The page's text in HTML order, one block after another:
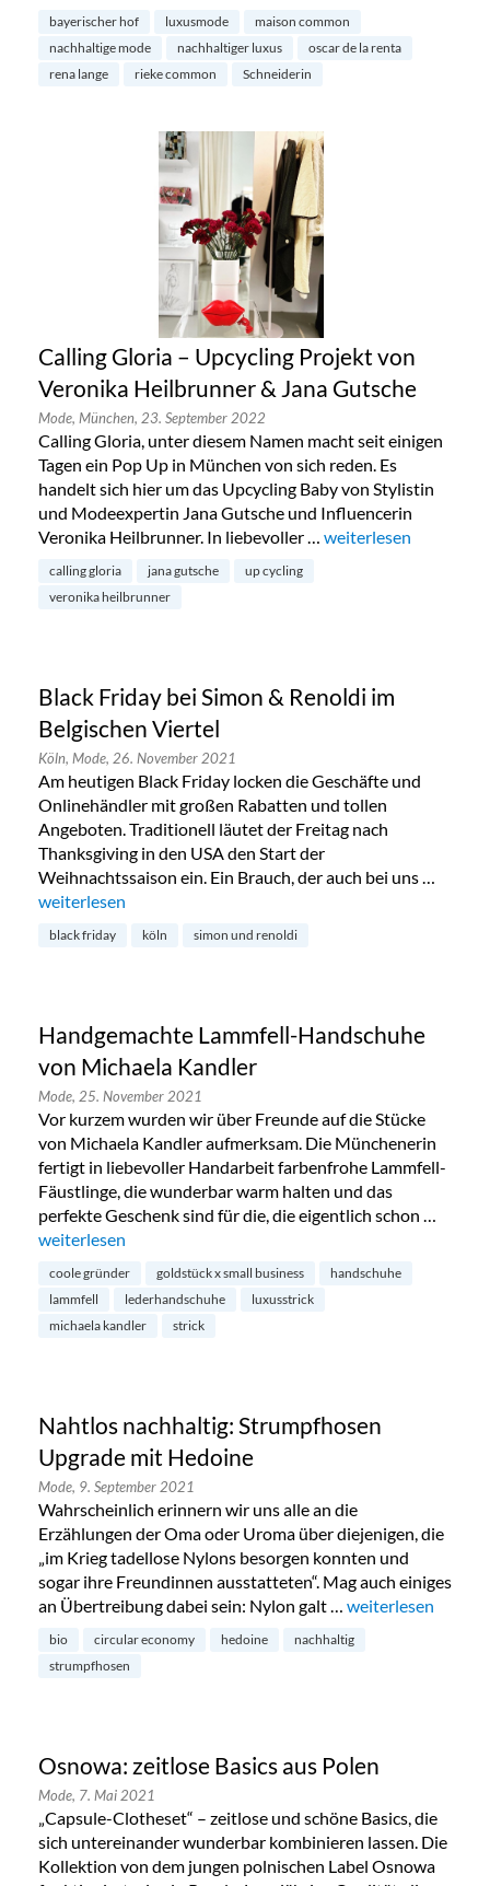
bayerischer hof luxusmode
maison common
nachhaltige mode
nachhaltiger luxus
oscar de la renta
rena lange
rieke common Schneiderin
Calling Gloria – Upcycling Projekt von
Veronika Heilbrunner & Jana Gutsche
Mode, München, 23. September 2022
Calling Gloria, unter diesem Namen macht seit einigen
Tagen ein Pop Up in München von sich reden. Es
handelt sich hier um das Upcycling Baby von Stylistin
und Modeexpertin Jana Gutsche und Influencerin
Veronika Heilbrunner. In liebevoller … „Calling Gloria –
weiterlesen
calling gloria jana gutsche
up cycling
veronika heilbrunner
Black Friday bei Simon & Renoldi im
Belgischen Viertel
Köln, Mode, 26. November 2021
Am heutigen Black Friday locken die Geschäfte und
Onlinehändler mit großen Rabatten und tollen
Angeboten. Traditionell läutet der Freitag nach
Thanksgiving in den USA den Start der
Weihnachtssaison ein. Ein Brauch, der auch bei uns …
„Black Friday bei Simon & Renoldi im Belgischen Viertel“
weiterlesen
black friday köln simon und renoldi
Handgemachte Lammfell-Handschuhe
von Michaela Kandler
Mode, 25. November 2021
Vor kurzem wurden wir über Freunde auf die Stücke
von Michaela Kandler aufmerksam. Die Münchenerin
fertigt in liebevoller Handarbeit farbenfrohe Lammfell-
Fäustlinge, die wunderbar warm halten und das
perfekte Geschenk sind für die, die eigentlich schon …
„Handgemachte Lammfell-Handschuhe von Michaela
weiterlesen
coole gründer goldstück x small business
handschuhe
lammfell
lederhandschuhe
luxusstrick
michaela kandler
strick
Nahtlos nachhaltig: Strumpfhosen
Upgrade mit Hedoine
Mode, 9. September 2021
Wahrscheinlich erinnern wir uns alle an die
Erzählungen der Oma oder Uroma über diejenigen, die
„im Krieg tadellose Nylons besorgen konnten und
sogar ihre Freundinnen ausstatteten“. Mag auch einiges
an Übertreibung dabei sein: Nylon galt … „Nahtlos
weiterlesen
bio circular economy hedoine
nachhaltig
strumpfhosen
Osnowa: zeitlose Basics aus Polen
Mode, 7. Mai 2021
„Capsule-Clotheset“ – zeitlose und schöne Basics, die
sich untereinander wunderbar kombinieren lassen. Die
Kollektion von dem jungen polnischen Label Osnowa